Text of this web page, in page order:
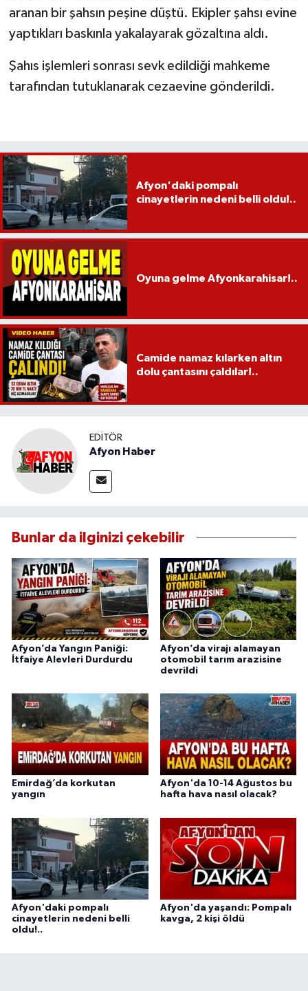
aranan bir şahsın peşine düştü. Ekipler şahsı evine
yaptıkları baskınla yakalayarak gözaltına aldı.
Şahıs işlemleri sonrası sevk edildiği mahkeme
tarafından tutuklanarak cezaevine gönderildi.
Afyon'daki pompalı
cinayetlerin nedeni belli oldu!..
Oyuna gelme Afyonkarahisar!..
Camide namaz kılarken altın
dolu çantasını çaldılar!..
EDITÖR
Afyon Haber
Bunlar da ilginizi çekebilir
Afyon’da Yangın Paniği:
İtfaiye Alevleri Durdurdu
Afyon’da virajı alamayan
otomobil tarım arazisine
devrildi
Emirdağ’da korkutan
yangın
Afyon'da 10-14 Ağustos bu
hafta hava nasıl olacak?
Afyon'daki pompalı
cinayetlerin nedeni belli
oldu!..
Afyon'da yaşandı: Pompalı
kavga, 2 kişi öldü